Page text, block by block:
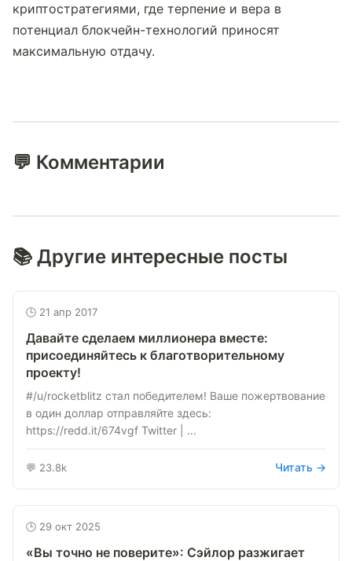
криптостратегиями, где терпение и вера в
потенциал блокчейн-технологий приносят
максимальную отдачу.
💬 Комментарии
📚 Другие интересные посты
🕒 21 апр 2017
Давайте сделаем миллионера вместе:
присоединяйтесь к благотворительному
проекту!
#/u/rocketblitz стал победителем! Ваше пожертвование
в один доллар отправляйте здесь:
https://redd.it/674vgf Twitter | ...
💬 23.8k Читать →
🕒 29 окт 2025
«Вы точно не поверите»: Сэйлор разжигает